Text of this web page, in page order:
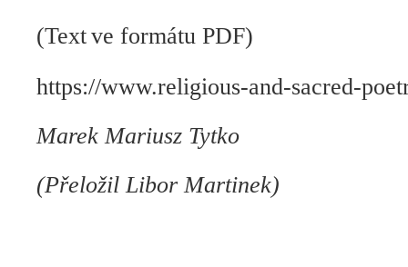
(Textve formátu PDF)
https://www.religious-and-sacred-
Marek Mariusz Tytko
(Přeložil Libor Martinek)